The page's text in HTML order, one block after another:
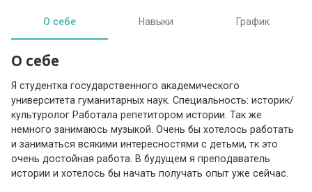
О себе Навыки График
О себе
Я студентка государственного академического
университета гуманитарных наук. Специальность: историк/
культуролог Работала репетитором истории. Так же
немного занимаюсь музыкой. Очень бы хотелось работать
и заниматься всякими интересностями с детьми, тк это
очень достойная работа. В будущем я преподаватель
истории и хотелось бы начать получать опыт уже сейчас.